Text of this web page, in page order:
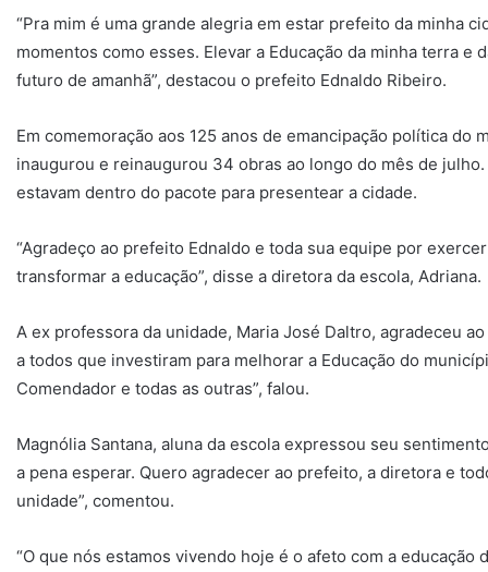
“Pra mim é uma grande alegria em estar prefeito da minha
momentos como esses. Elevar a Educação da minha terra e
futuro de amanhã”, destacou o prefeito Ednaldo Ribeiro.
Em comemoração aos 125 anos de emancipação política do
inaugurou e reinaugurou 34 obras ao longo do mês de
estavam dentro do pacote para presentear a cidade.
“Agradeço ao prefeito Ednaldo e toda sua equipe por
transformar a educação”, disse a diretora da escola, Adriana.
A ex professora da unidade, Maria José Daltro, agradeceu
a todos que investiram para melhorar a Educação do
Comendador e todas as outras”, falou.
Magnólia Santana, aluna da escola expressou seu
a pena esperar. Quero agradecer ao prefeito, a diretora e
unidade”, comentou.
“O que nós estamos vivendo hoje é o afeto com a educação